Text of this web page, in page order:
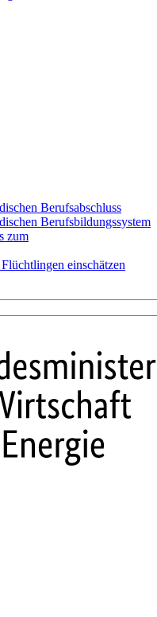
Berufsabschluss
Berufsbildungssystem
zum
einschätzen